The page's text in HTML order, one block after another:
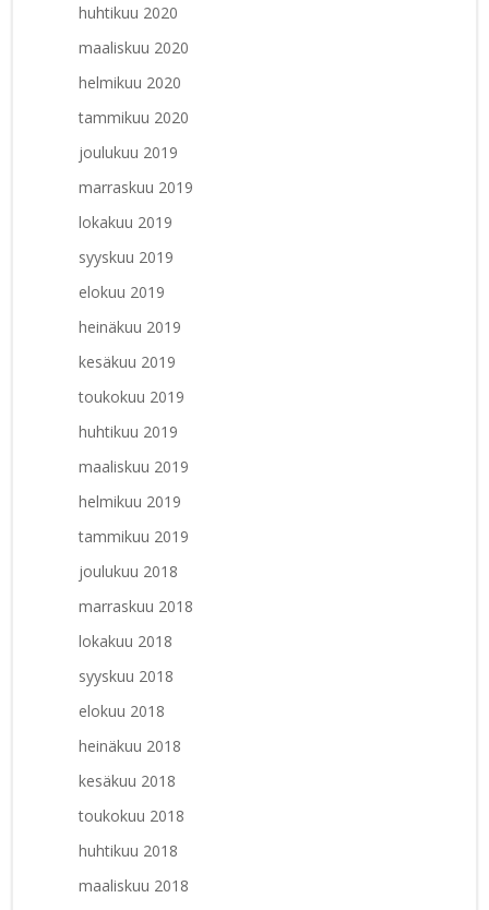
huhtikuu 2020
maaliskuu 2020
helmikuu 2020
tammikuu 2020
joulukuu 2019
marraskuu 2019
lokakuu 2019
syyskuu 2019
elokuu 2019
heinäkuu 2019
kesäkuu 2019
toukokuu 2019
huhtikuu 2019
maaliskuu 2019
helmikuu 2019
tammikuu 2019
joulukuu 2018
marraskuu 2018
lokakuu 2018
syyskuu 2018
elokuu 2018
heinäkuu 2018
kesäkuu 2018
toukokuu 2018
huhtikuu 2018
maaliskuu 2018